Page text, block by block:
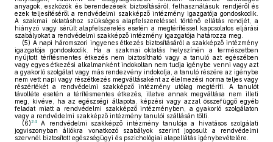
anyagok, eszközök és berendezések biztosításáról, felhasználásuk rendjéről és
ezek teljesítéséről a rendvédelmi szakképző intézmény igazgatója gondoskodik.
A szakmai oktatáshoz szükséges alapfelszereléssel történő ellátás rendjét, a
hiányzó vagy sérült alapfelszerelés esetén a megtérítéssel kapcsolatos eljárási
szabályokat a rendvédelmi szakképző intézmény igazgatója határozza meg.
(5) A napi háromszori ingyenes étkezés biztosításáról a szakképző intézmény
igazgatója gondoskodik. Ha a szakmai oktatás helyszínén a természetben
nyújtott térítésmentes étkezés nem biztosítható vagy a tanuló azt egészében
vagy egyes étkezési alkalmanként indokoltan nem tudja igénybe venni vagy azt
a gyakorló szolgálat vagy más rendezvény indokolja, a tanuló részére az igénybe
nem vett napi vagy részétkezés megváltásaként az élelmezési norma teljes vagy
részértékét a rendvédelmi szakképző intézmény utólag megtéríti. A tanulót
távolléte esetén a térítésmentes étkezés, illetve annak megváltása nem illeti
meg, kivéve, ha az egészségi állapota, képzési vagy azzal összefüggő egyéb
feladat miatt a rendvédelmi szakképző intézményben, a gyakorló szolgálaton
vagy a rendvédelmi szakképző intézmény tanulói szállásán tölti.
(6)24
A rendvédelmi szakképző intézmény tanulója a hivatásos szolgálati
jogviszonyban állókra vonatkozó szabályok szerint jogosult a rendvédelmi
szervnél biztosított egészségügyi és pszichológiai alapellátás igénybevételére.